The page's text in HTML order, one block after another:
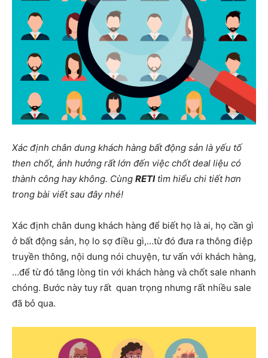
Xác định chân dung khách hàng bất động sản là yếu tố
then chốt, ảnh hưởng rất lớn đến việc chốt deal liệu có
thành công hay không. Cùng RETItìm hiểu chi tiết hơn
trong bài viết sau đây nhé!
Xác định chân dung khách hàng để biết họ là ai, họ cần gì
ở bất động sản, họ lo sợ điều gì,…từ đó đưa ra thông điệp
truyền thông, nội dung nói chuyện, tư vấn với khách hàng,
…để từ đó tăng lòng tin với khách hàng và chốt sale nhanh
chóng. Bước này tuy rất quan trọng nhưng rất nhiều sale
đã bỏ qua.